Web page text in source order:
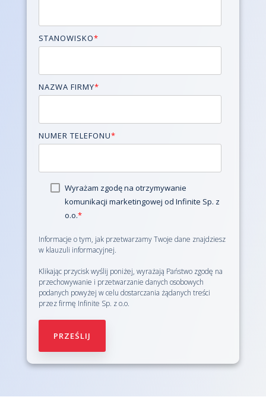
STANOWISKO*
NAZWA FIRMY*
NUMER TELEFONU*
Wyrażam zgodę na otrzymywanie
komunikacji marketingowej od Infinite Sp. z
o.o.*
Informacje o tym, jak przetwarzamy Twoje dane znajdziesz
w klauzuli informacyjnej.
Klikając przycisk wyślij poniżej, wyrażają Państwo zgodę na
przechowywanie i przetwarzanie danych osobowych
podanych powyżej w celu dostarczania żądanych treści
przez firmę Infinite Sp. z o.o.